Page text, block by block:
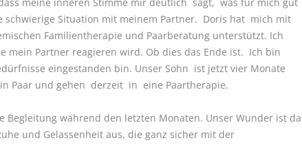
schwierige Situation mit meinem Partner. Doris hat mich mit
Familientherapie und Paarberatung unterstützt. Ich
mein Partner reagieren wird. Ob dies das Ende ist. Ich bin
eingestanden bin. Unser Sohn ist jetzt vier Monate
Paar und gehen derzeit in eine Paartherapie.
Begleitung während den letzten Monaten. Unser Wunder ist da
und Gelassenheit aus, die ganz sicher mit der